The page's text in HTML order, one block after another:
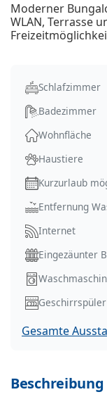
Moderner
WLAN, Terrasse
Schlafzimmer
Badezimmer
Wohnfläche
Haustiere
Kurzurlaub
Entfernung
Internet
Eingezäunter
Geschirrspüler
Gesamte
Beschreibung